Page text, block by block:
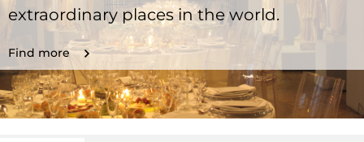
extraordinary places in the world.
Find more